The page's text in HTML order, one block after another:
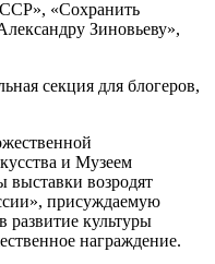
«Сохранить
Зиновьеву»,
секция для блогеров,
и Музеем
выставки возродят
присуждаемую
развитие культуры
награждение.